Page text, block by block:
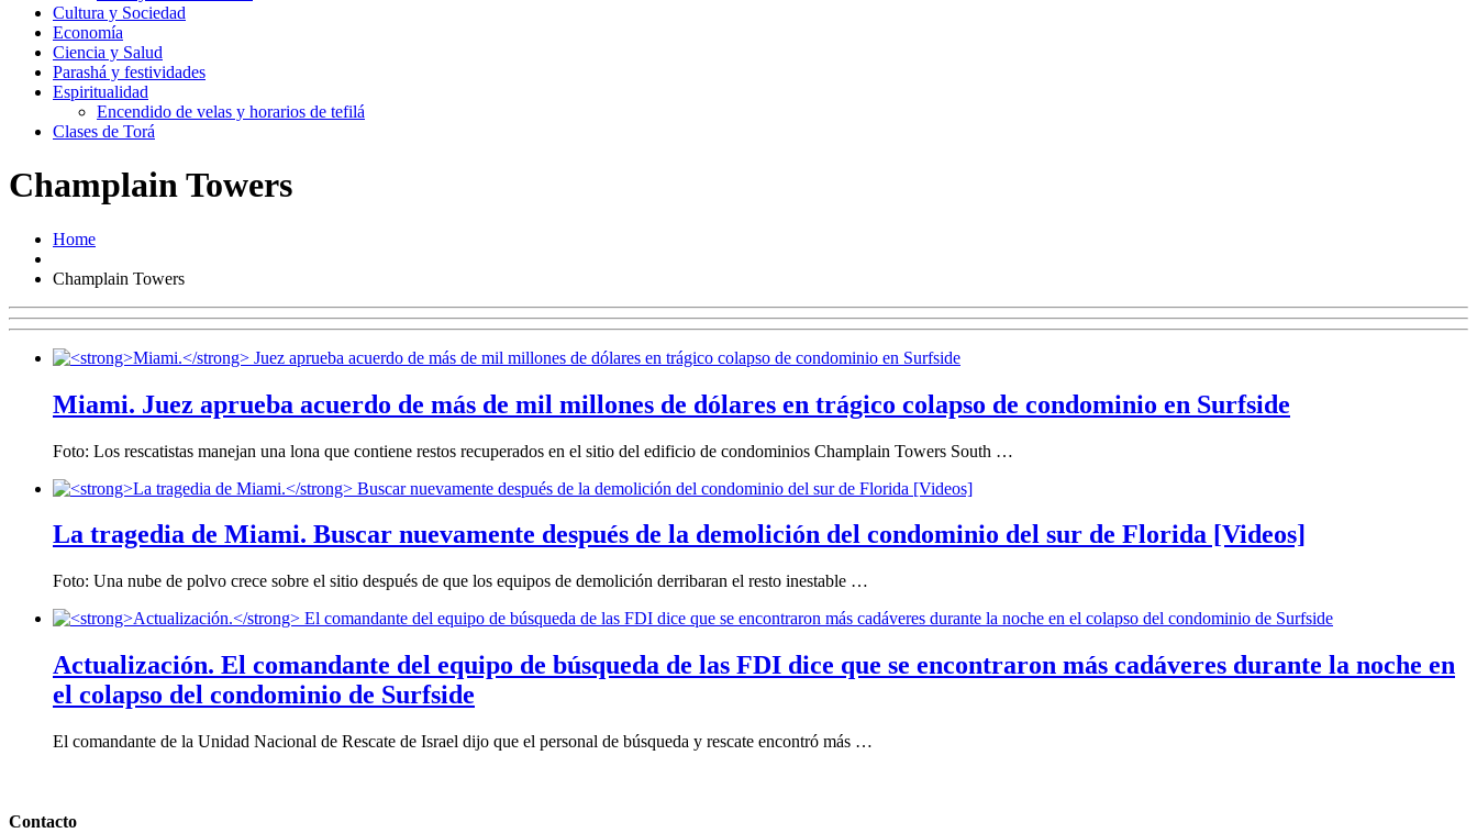
Cultura y Sociedad
Economía
Ciencia y Salud
Parashá y festividades
Espiritualidad
Encendido de velas y horarios de tefilá
Clases de Torá
Champlain Towers
Home
Champlain Towers
Miami. Juez aprueba acuerdo de más de mil millones de dólares en trágico colapso de condominio en Surfside
Foto: Los rescatistas manejan una lona que contiene restos recuperados en el sitio del edificio de condominios Champlain Towers South …
La tragedia de Miami. Buscar nuevamente después de la demolición del condominio del sur de Florida [Videos]
Foto: Una nube de polvo crece sobre el sitio después de que los equipos de demolición derribaran el resto inestable …
Actualización. El comandante del equipo de búsqueda de las FDI dice que se encontraron más cadáveres durante la noche en
el colapso del condominio de Surfside
El comandante de la Unidad Nacional de Rescate de Israel dijo que el personal de búsqueda y rescate encontró más …
Contacto